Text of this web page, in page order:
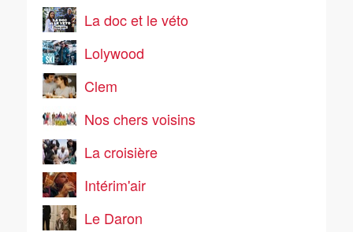
La doc et le véto
Lolywood
Clem
Nos chers voisins
La croisière
Intérim'air
Le Daron